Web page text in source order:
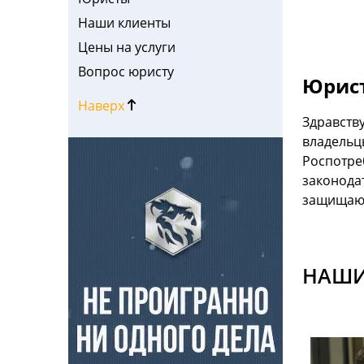
Наши клиенты
Цены на услуги
Вопрос юристу
Наверх